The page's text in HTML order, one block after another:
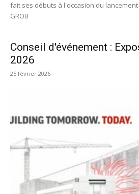
fait ses débuts à l'occasion du
GROB
Conseil d'événement :
2026
25 février 2026